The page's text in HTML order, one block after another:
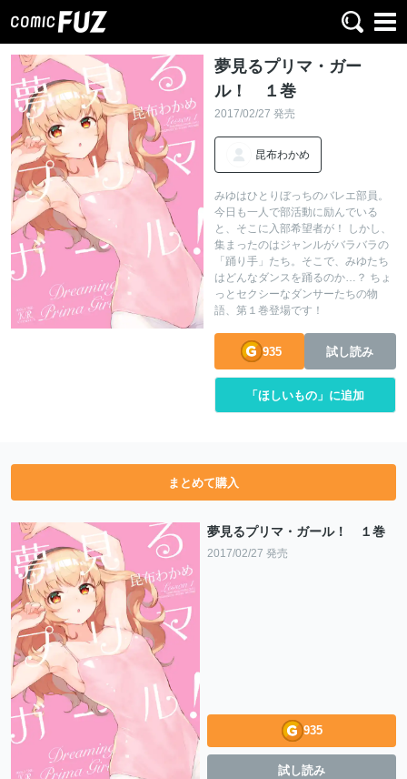
夢見るプリマ・ガー
ル！ １巻
2017/02/27 発売
昆布わかめ
みゆはひとりぼっちのバレエ部員。
今日も一人で部活動に励んでいる
と、そこに入部希望者が！ しかし、
集まったのはジャンルがバラバラの
「踊り手」たち。そこで、みゆたち
はどんなダンスを踊るのか…？ ちょ
っとセクシーなダンサーたちの物
語、第１巻登場です！
935 試し読み
「ほしいもの」に追加
まとめて購入
夢見るプリマ・ガール！ １巻
2017/02/27 発売
935
試し読み